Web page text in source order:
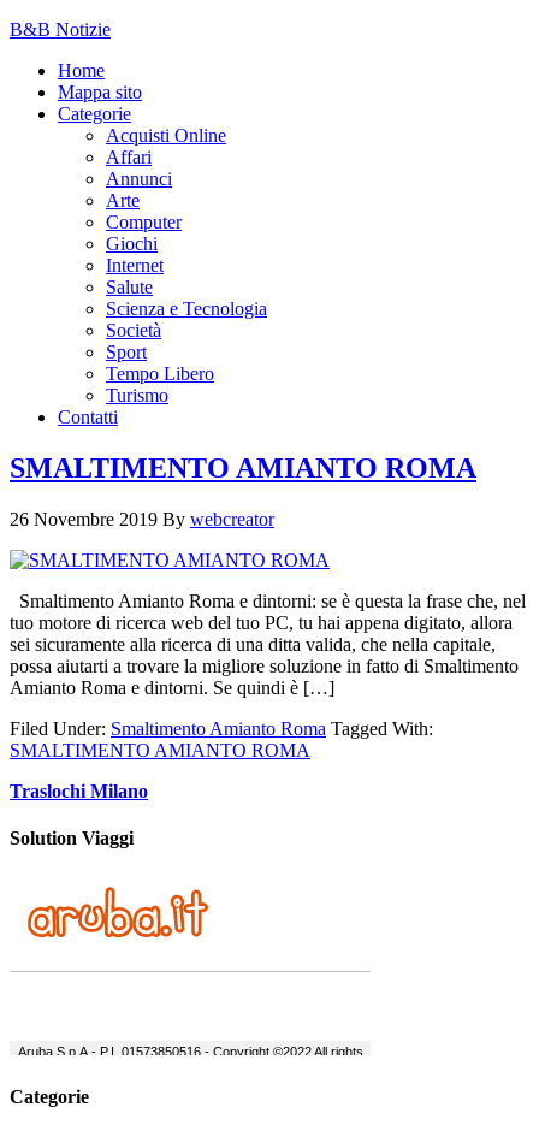
B&B Notizie
Home
Mappa sito
Categorie
Acquisti Online
Affari
Annunci
Arte
Computer
Giochi
Internet
Salute
Scienza e Tecnologia
Società
Sport
Tempo Libero
Turismo
Contatti
SMALTIMENTO AMIANTO ROMA
26 Novembre 2019 By webcreator
Smaltimento Amianto Roma e dintorni: se è questa la frase che, nel
tuo motore di ricerca web del tuo PC, tu hai appena digitato, allora
sei sicuramente alla ricerca di una ditta valida, che nella capitale,
possa aiutarti a trovare la migliore soluzione in fatto di Smaltimento
Amianto Roma e dintorni. Se quindi è […]
Filed Under: Smaltimento Amianto Roma Tagged With:
SMALTIMENTO AMIANTO ROMA
Traslochi Milano
Solution Viaggi
Categorie